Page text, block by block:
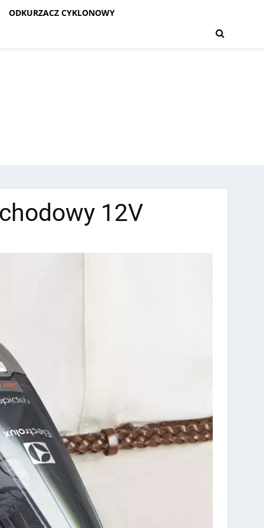
ODKURZACZ CYKLONOWY
12V